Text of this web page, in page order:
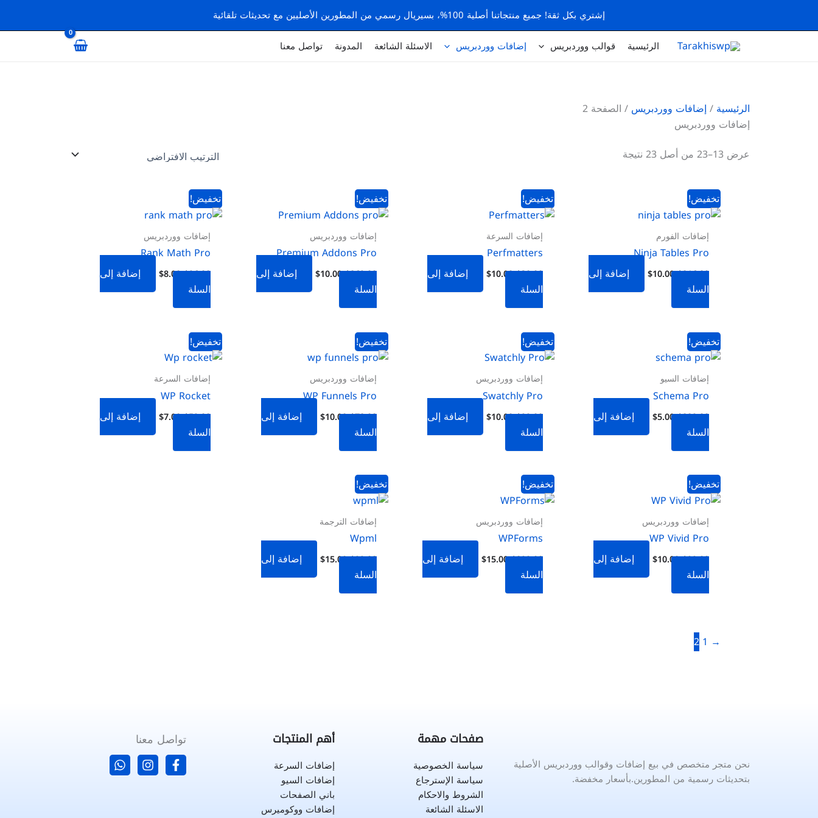
إشتري بكل ثقة! جميع منتجاتنا أصلية 100%، بسيريال رسمي من المطورين الأصليين مع تحديثات تلقائية
الرئيسية
قوالب ووردبريس إضافات ووردبريس الاسئلة الشائعة المدونة تواصل معنا
الرئيسية/إضافات ووردبريس/ الصفحة 2
إضافات ووردبريس
عرض 13–23 من أصل 23 نتيجة
تخفيض!
إضافات الفورم
Ninja Tables Pro
$216.00
الأصلي
هو:
$10.00
هو:
إضافة إلى
السلة
تخفيض!
إضافات السرعة
Perfmatters
$30.00
الأصلي
هو:
$30.00.
$10.00
إضافة إلى
السلة
تخفيض!
إضافات ووردبريس
Premium Addons Pro
$269.00
الأصلي
هو:
$10.00
هو:
إضافة إلى
السلة
تخفيض!
إضافات ووردبريس
Rank Math Pro
$96.00
الأصلي
هو:
$8.00
هو:
إضافة إلى
السلة
تخفيض!
إضافات السيو
Schema Pro
$229.00
الأصلي
هو:
$5.00
إضافة إلى
السلة
تخفيض!
إضافات ووردبريس
Swatchly Pro
$99.00
الأصلي
هو:
$10.00
الحالي
هو:
إضافة إلى
السلة
تخفيض!
إضافات ووردبريس
WP Funnels Pro
$78.00
الأصلي
هو:
$10.00
هو:
إضافة إلى
السلة
تخفيض!
إضافات السرعة
WP Rocket
$59.00
الأصلي
هو:
$59.00.
$7.00
إضافة إلى
السلة
تخفيض!
إضافات ووردبريس
WP Vivid Pro
$99.00
هو:
$10.00
هو:
إضافة إلى
السلة
تخفيض!
إضافات ووردبريس
WPForms
$299.00
هو:
$15.00
إضافة إلى
السلة
تخفيض!
إضافات الترجمة
Wpml
$99.00
$99.00.
$15.00
إضافة إلى
السلة
→
1
2
نحن متجر متخصص في بيع إضافات وقوالب ووردبريس الأصلية
بتحديثات رسمية من المطورين.بأسعار مخفضة.
صفحات مهمة
سياسة الخصوصية
سياسة الإسترجاع
الشروط والاحكام
الاسئلة الشائعة
أهم المنتجات
إضافات السرعة
إضافات السيو
باني الصفحات
إضافات ووكوميرس
تواصل معنا